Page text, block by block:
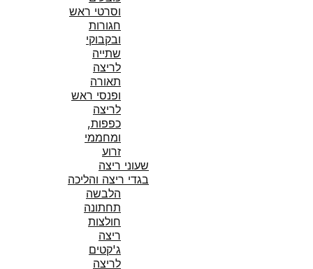
וסרטי ראש
חגורות
ובקבוקי
שתייה
לריצה
תאורה
ופנסי ראש
לריצה
כפפות,
ומחממי
זרוע
שעוני ריצה
בגדי ריצה והליכה
הלבשה
תחתונה
חולצות
ריצה
ג'קטים
לריצה